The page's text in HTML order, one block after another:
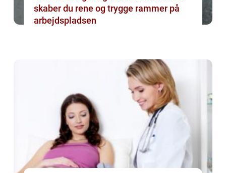
skaber du rene og trygge rammer på
arbejdspladsen